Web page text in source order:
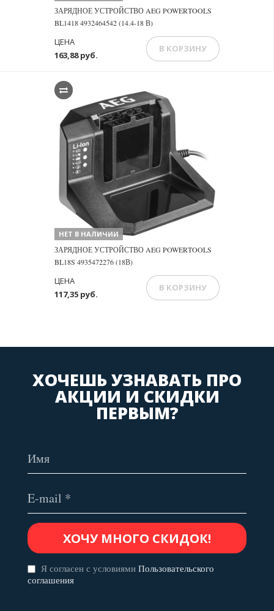
ЗАРЯДНОЕ УСТРОЙСТВО AEG POWERTOOLS
BL1418 4932464542 (14.4-18 В)
163,88 руб.
ЦЕНА
В КОРЗИНУ
НЕТ В НАЛИЧИИ
ЗАРЯДНОЕ УСТРОЙСТВО AEG POWERTOOLS
BL18S 4935472276 (18В)
117,35 руб.
ЦЕНА
В КОРЗИНУ
ХОЧЕШЬ УЗНАВАТЬ ПРО
АКЦИИ И СКИДКИ
ПЕРВЫМ?
Я согласен с условиями Пользовательского
соглашения